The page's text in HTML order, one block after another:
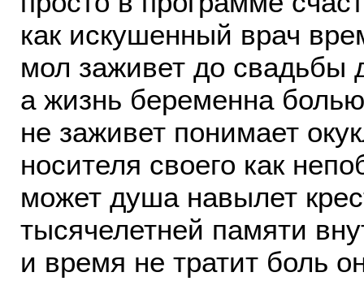
как искушенный врач
мол заживет до свадьбы
а жизнь беременна
не заживет понимает
носителя своего как
может душа навылет
тысячелетней памяти
и время не тратит боль